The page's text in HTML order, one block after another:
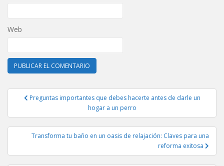
Web
Navegación
entradas
Preguntas importantes que debes hacerte antes de darle un
hogar a un perro
Transforma tu baño en un oasis de relajación: Claves para una
reforma exitosa